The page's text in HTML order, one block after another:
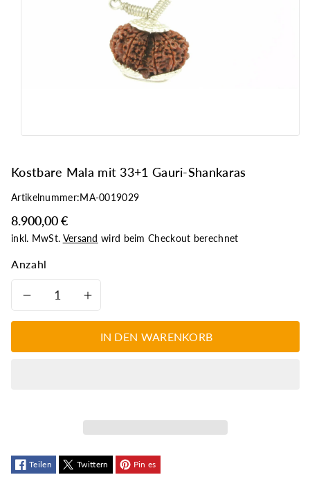
Kostbare Mala mit 33+1 Gauri-Shankaras
Artikelnummer:MA-0019029
8.900,00 €
inkl. MwSt. Versand wird beim Checkout berechnet
Anzahl
Verringere
Kostbare
Mala
Erhöhe
die
Kostbare
Mala
IN DEN WARENKORB
Teilen Twittern Pin es